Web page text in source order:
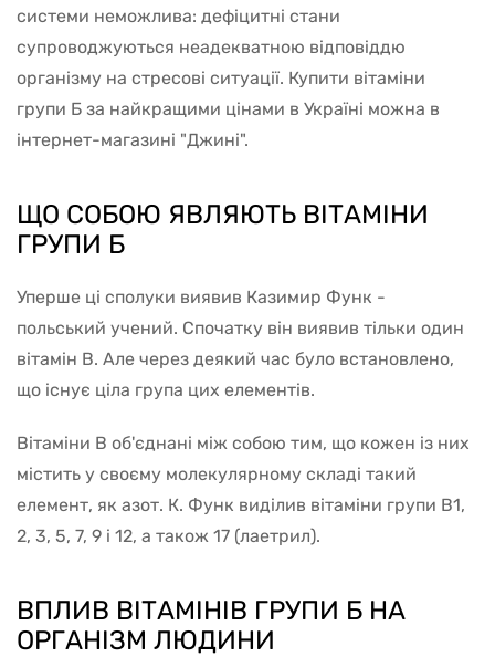
системи неможлива: дефіцитні стани
супроводжуються неадекватною відповіддю
організму на стресові ситуації. Купити вітаміни
групи Б за найкращими цінами в Україні можна в
інтернет-магазині "Джині".
ЩО СОБОЮ ЯВЛЯЮТЬ ВІТАМІНИ
ГРУПИ Б
Уперше ці сполуки виявив Казимир Функ -
польський учений. Спочатку він виявив тільки один
вітамін В. Але через деякий час було встановлено,
що існує ціла група цих елементів.
Вітаміни В об'єднані між собою тим, що кожен із них
містить у своєму молекулярному складі такий
елемент, як азот. К. Функ виділив вітаміни групи В1,
2, 3, 5, 7, 9 і 12, а також 17 (лаетрил).
ВПЛИВ ВІТАМІНІВ ГРУПИ Б НА
ОРГАНІЗМ ЛЮДИНИ